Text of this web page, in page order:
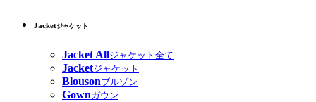
Jacketジャケット
Jacket Allジャケット全て
Jacketジャケット
Blousonブルゾン
Gownガウン